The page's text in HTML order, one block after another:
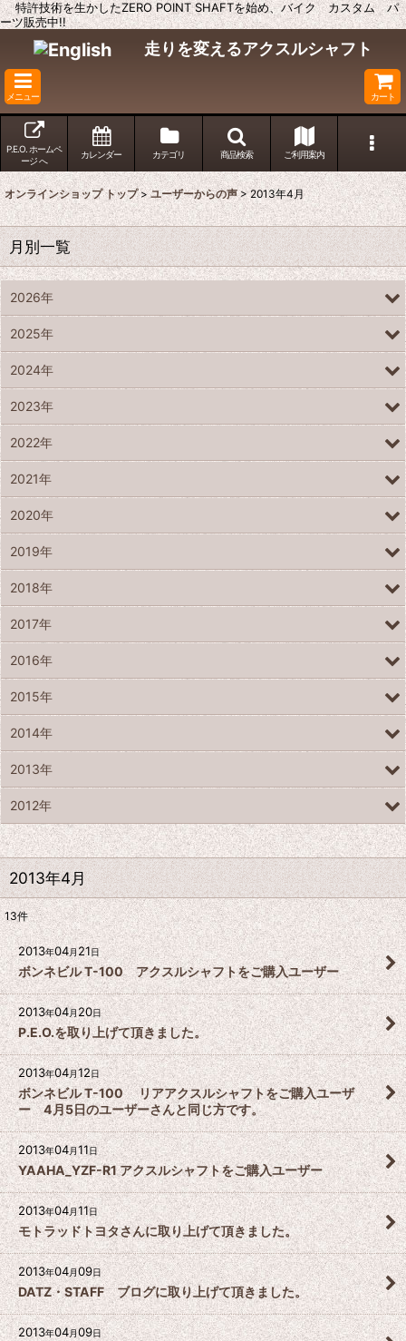
特許技術を生かしたZERO POINT SHAFTを始め、バイク カスタム パ
ーツ販売中!!
走りを変えるアクスルシャフト
メニュー カート
P.E.O. ホームペ
ージ へ
カレンダー カテゴリ 商品検索 ご利用案内
オンラインショップ トップ > ユーザーからの声 > 2013年4月
2013年4月
13件
2013年04月 21日
ボンネビル T-100 アクスルシャフトをご購入ユーザー
2013年04月20日
P.E.O.を取り上げて頂きました。
2013年04月12日
ボンネビル T-100 リアアクスルシャフトをご購入ユーザ
ー 4月5日のユーザーさんと同じ方です。
2013年04月11日
YAAHA_YZF-R1 アクスルシャフトをご購入ユーザー
2013年04月11日
モトラッドトヨタさんに取り上げて頂きました。
2013年04月09日
DATZ・STAFF ブログに取り上げて頂きました。
2013年04月09日
月別一覧
2026年
2025年
2024年
2023年
2022年
2021年
2020年
2019年
2018年
2017年
2016年
2015年
2014年
2013年
2012年